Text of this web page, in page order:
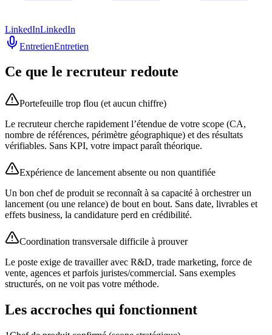
LinkedInLinkedIn
EntretienEntretien
Ce que le recruteur redoute
Portefeuille trop flou (et aucun chiffre)
Le recruteur cherche rapidement l’étendue de votre scope (CA,
nombre de références, périmètre géographique) et des résultats
vérifiables. Sans KPI, votre impact paraît théorique.
Expérience de lancement absente ou non quantifiée
Un bon chef de produit se reconnaît à sa capacité à orchestrer un
lancement (ou une relance) de bout en bout. Sans date, livrables et
effets business, la candidature perd en crédibilité.
Coordination transversale difficile à prouver
Le poste exige de travailler avec R&D, trade marketing, force de
vente, agences et parfois juristes/commercial. Sans exemples
structurés, on ne voit pas votre méthode.
Les accroches qui fonctionnent